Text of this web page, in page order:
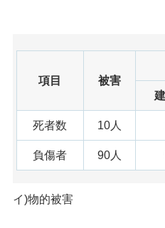
項目 被害
死者数 10人
負傷者 90人
イ)物的被害